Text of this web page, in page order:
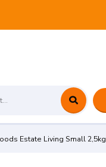
Estate Living Small 2,5kg